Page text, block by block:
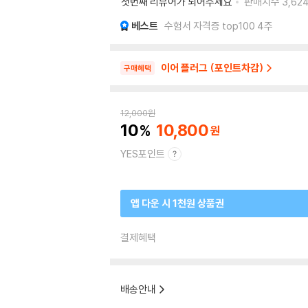
베스트 수험서 자격증 top100 4주
구매혜택 이어 플러그 (포인트차감)
12,000원
10 10,800
YES포인트
앱 다운 시 1천원 상품권
결제혜택
배송안내